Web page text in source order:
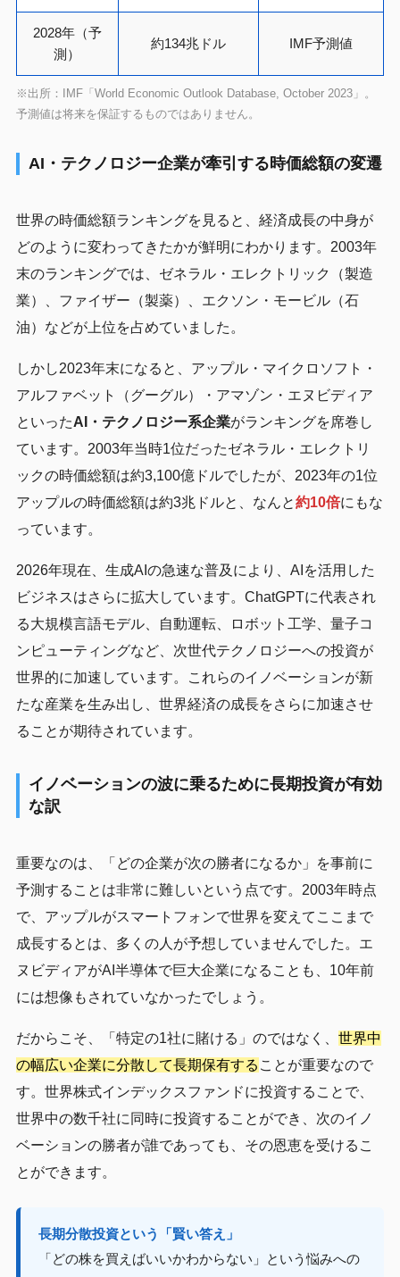
2028年（予
測）
約134兆ドル IMF予測値
※出所：IMF「World Economic Outlook Database, October 2023」。
予測値は将来を保証するものではありません。
AI・テクノロジー企業が牽引する時価総額の変遷
世界の時価総額ランキングを見ると、経済成長の中身が
どのように変わってきたかが鮮明にわかります。2003年
末のランキングでは、ゼネラル・エレクトリック（製造
業）、ファイザー（製薬）、エクソン・モービル（石
油）などが上位を占めていました。
しかし2023年末になると、アップル・マイクロソフト・
アルファベット（グーグル）・アマゾン・エヌビディア
といったAI・テクノロジー系企業がランキングを席巻し
ています。2003年当時1位だったゼネラル・エレクトリ
ックの時価総額は約3,100億ドルでしたが、2023年の1位
アップルの時価総額は約3兆ドルと、なんと約10倍にもな
っています。
2026年現在、生成AIの急速な普及により、AIを活用した
ビジネスはさらに拡大しています。ChatGPTに代表され
る大規模言語モデル、自動運転、ロボット工学、量子コ
ンピューティングなど、次世代テクノロジーへの投資が
世界的に加速しています。これらのイノベーションが新
たな産業を生み出し、世界経済の成長をさらに加速させ
ることが期待されています。
イノベーションの波に乗るために長期投資が有効
な訳
重要なのは、「どの企業が次の勝者になるか」を事前に
予測することは非常に難しいという点です。2003年時点
で、アップルがスマートフォンで世界を変えてここまで
成長するとは、多くの人が予想していませんでした。エ
ヌビディアがAI半導体で巨大企業になることも、10年前
には想像もされていなかったでしょう。
だからこそ、「特定の1社に賭ける」のではなく、 世界中
の幅広い企業に分散して長期保有する ことが重要なので
す。世界株式インデックスファンドに投資することで、
世界中の数千社に同時に投資することができ、次のイノ
ベーションの勝者が誰であっても、その恩恵を受けるこ
とができます。
長期分散投資という「賢い答え」
「どの株を買えばいいかわからない」という悩みへの